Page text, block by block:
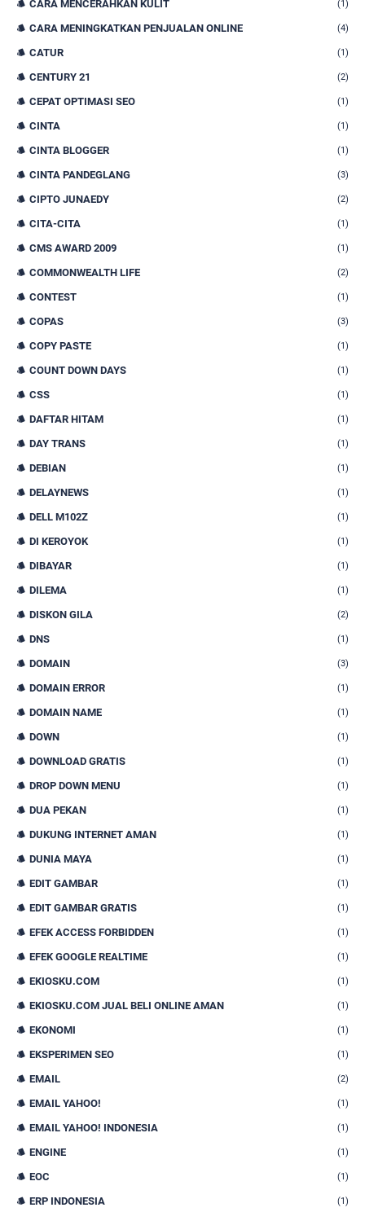
CARA MENCERAHKAN KULIT (1)
CARA MENINGKATKAN PENJUALAN ONLINE (4)
CATUR (1)
CENTURY 21 (2)
CEPAT OPTIMASI SEO (1)
CINTA (1)
CINTA BLOGGER (1)
CINTA PANDEGLANG (3)
CIPTO JUNAEDY (2)
CITA-CITA (1)
CMS AWARD 2009 (1)
COMMONWEALTH LIFE (2)
CONTEST (1)
COPAS (3)
COPY PASTE (1)
COUNT DOWN DAYS (1)
CSS (1)
DAFTAR HITAM (1)
DAY TRANS (1)
DEBIAN (1)
DELAYNEWS (1)
DELL M102Z (1)
DI KEROYOK (1)
DIBAYAR (1)
DILEMA (1)
DISKON GILA (2)
DNS (1)
DOMAIN (3)
DOMAIN ERROR (1)
DOMAIN NAME (1)
DOWN (1)
DOWNLOAD GRATIS (1)
DROP DOWN MENU (1)
DUA PEKAN (1)
DUKUNG INTERNET AMAN (1)
DUNIA MAYA (1)
EDIT GAMBAR (1)
EDIT GAMBAR GRATIS (1)
EFEK ACCESS FORBIDDEN (1)
EFEK GOOGLE REALTIME (1)
EKIOSKU.COM (1)
EKIOSKU.COM JUAL BELI ONLINE AMAN (1)
EKONOMI (1)
EKSPERIMEN SEO (1)
EMAIL (2)
EMAIL YAHOO! (1)
EMAIL YAHOO! INDONESIA (1)
ENGINE (1)
EOC (1)
ERP INDONESIA (1)